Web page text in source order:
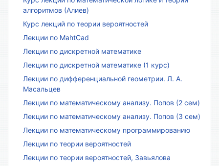
алгоритмов (Алиев)
Курс лекций по теории вероятностей
Лекции по MahtCad
Лекции по дискретной математике
Лекции по дискретной математике (1 курс)
Лекции по дифференциальной геометрии. Л. А.
Масальцев
Лекции по математическому анализу. Попов (2 сем)
Лекции по математическому анализу. Попов (3 сем)
Лекции по математическому программированию
Лекции по теории вероятностей
Лекции по теории вероятностей, Завьялова